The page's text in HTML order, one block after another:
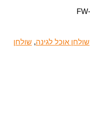
שולחן אוכל לגינה, שולחן